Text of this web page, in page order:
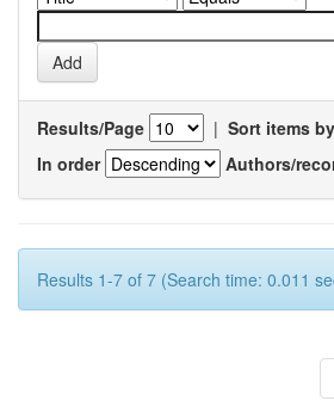
Results/Page | Sort items by
In order
Authors/
Results 1-7 of 7 (Search time: 0.011